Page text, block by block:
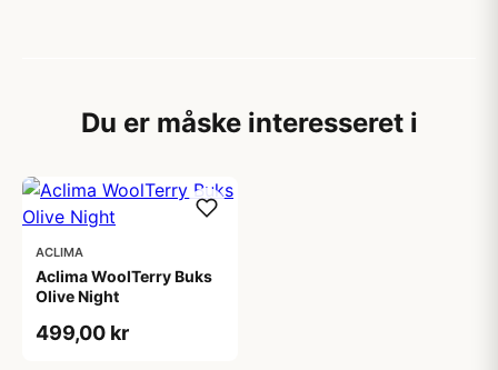
Du er måske interesseret i
ACLIMA
Aclima WoolTerry Buks
Olive Night
499,00 kr